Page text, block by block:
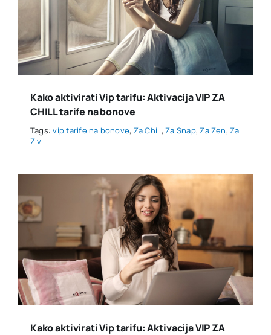
Kako aktivirati Vip tarifu: Aktivacija VIP ZA
CHILL tarife na bonove
Tags:vip tarife na bonove, Za Chill,Za Snap,Za Zen,Za
Ziv
Kako aktivirati Vip tarifu: Aktivacija VIP ZA